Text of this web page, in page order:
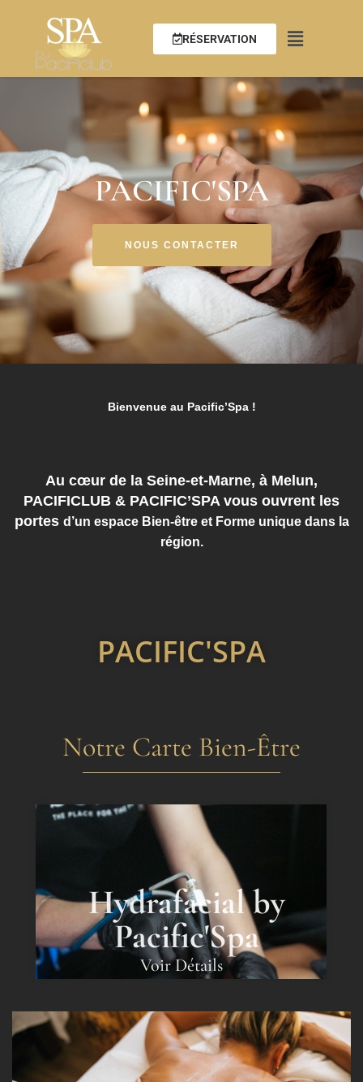
RÉSERVATION
PACIFIC'SPA
NOUS CONTACTER
Bienvenue au Pacific’Spa !
Au cœur de la Seine-et-Marne, à Melun,
PACIFICLUB & PACIFIC’SPA vous ouvrent les
portes d’un espace Bien-être et Forme unique dans la
région.
PACIFIC'SPA
Notre Carte Bien-Être
Hydrafacial by
Pacific'Spa
Voir Détails